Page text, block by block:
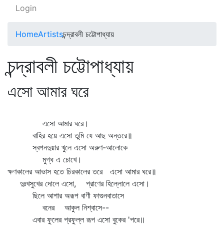
Login
HomeArtistsচন্দ্রাবলী চট্টোপাধ্যায়
চন্দ্রাবলী চট্টোপাধ্যায়
এসো আমার ঘরে
এসো আমার ঘরে।
বাহির হয়ে এসো তুমি যে আছ অন্তরে॥
স্বপনদুয়ার খুলে এসো অরুণ-আলোকে
মুগ্ধ এ চোখে।
ক্ষণকালের আভাস হতে চিরকালের তরে এসো আমার ঘরে॥
দুঃখসুখের দোলে এসো, প্রাণের হিল্লোলে এসো।
ছিলে আশার অরূপ বাণী ফাগুনবাতাসে
বনের আকুল নিশ্বাসে--
এবার ফুলের প্রফুল্ল রূপ এসো বুকের 'পরে॥